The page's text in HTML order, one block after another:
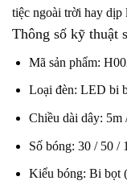
tiệc ngoài trời hay dịp
Thông số kỹ thuật
Mã sản phẩm:
Loại đèn: LED bi
Chiều dài dây: 5m
Số bóng: 30 / 50 /
Kiểu bóng: Bi bọt